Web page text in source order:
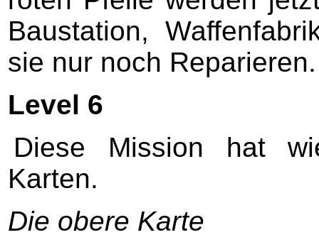
Baustation,
sie nur noch Reparieren.
Level 6
Diese Mission hat
Karten.
Die obere Karte